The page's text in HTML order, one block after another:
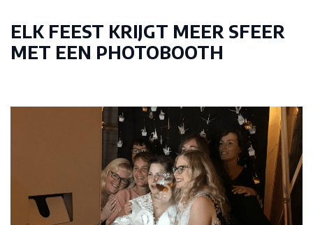
ELK FEEST KRIJGT MEER SFEER
MET EEN PHOTOBOOTH